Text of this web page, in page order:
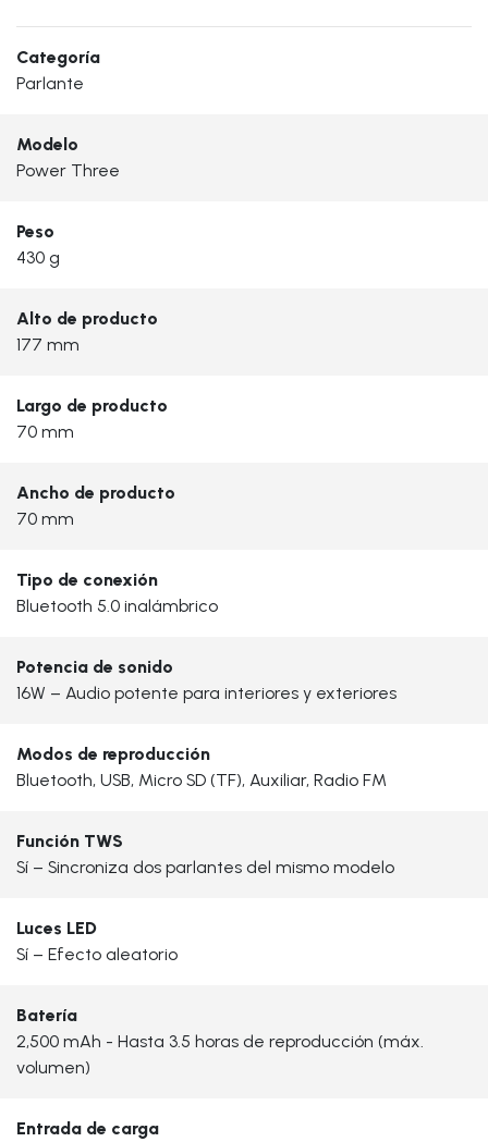
Categoría
Parlante
Modelo
Power Three
Peso
430 g
Alto de producto
177 mm
Largo de producto
70 mm
Ancho de producto
70 mm
Tipo de conexión
Bluetooth 5.0 inalámbrico
Potencia de sonido
16W – Audio potente para interiores y exteriores
Modos de reproducción
Bluetooth, USB, Micro SD (TF), Auxiliar, Radio FM
Función TWS
Sí – Sincroniza dos parlantes del mismo modelo
Luces LED
Sí – Efecto aleatorio
Batería
2,500 mAh - Hasta 3.5 horas de reproducción (máx.
volumen)
Entrada de carga